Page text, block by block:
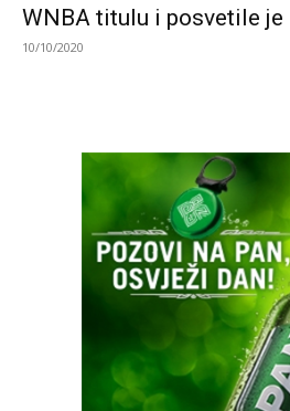
WNBA titulu i posvetile je
10/10/2020